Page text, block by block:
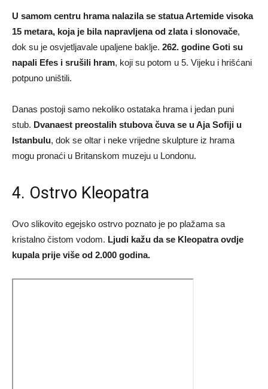
U samom centru hrama nalazila se statua Artemide visoka
15 metara, koja je bila napravljena od zlata i slonovače,
dok su je osvjetljavale upaljene baklje. 262. godine Goti su
napali Efes i srušili hram, koji su potom u 5. Vijeku i hrišćani
potpuno uništili.
Danas postoji samo nekoliko ostataka hrama i jedan puni
stub. Dvanaest preostalih stubova čuva se u Aja Sofiji u
Istanbulu, dok se oltar i neke vrijedne skulpture iz hrama
mogu pronaći u Britanskom muzeju u Londonu.
4. Ostrvo Kleopatra
Ovo slikovito egejsko ostrvo poznato je po plažama sa
kristalno čistom vodom. Ljudi kažu da se Kleopatra ovdje
kupala prije više od 2.000 godina.